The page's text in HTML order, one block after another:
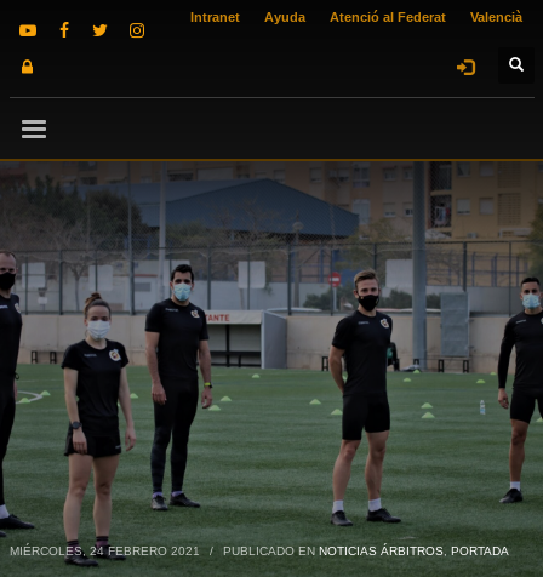
Intranet Ayuda Atenció al Federat Valencià
MIÉRCOLES, 24 FEBRERO 2021 / PUBLICADO EN NOTICIAS ÁRBITROS, PORTADA